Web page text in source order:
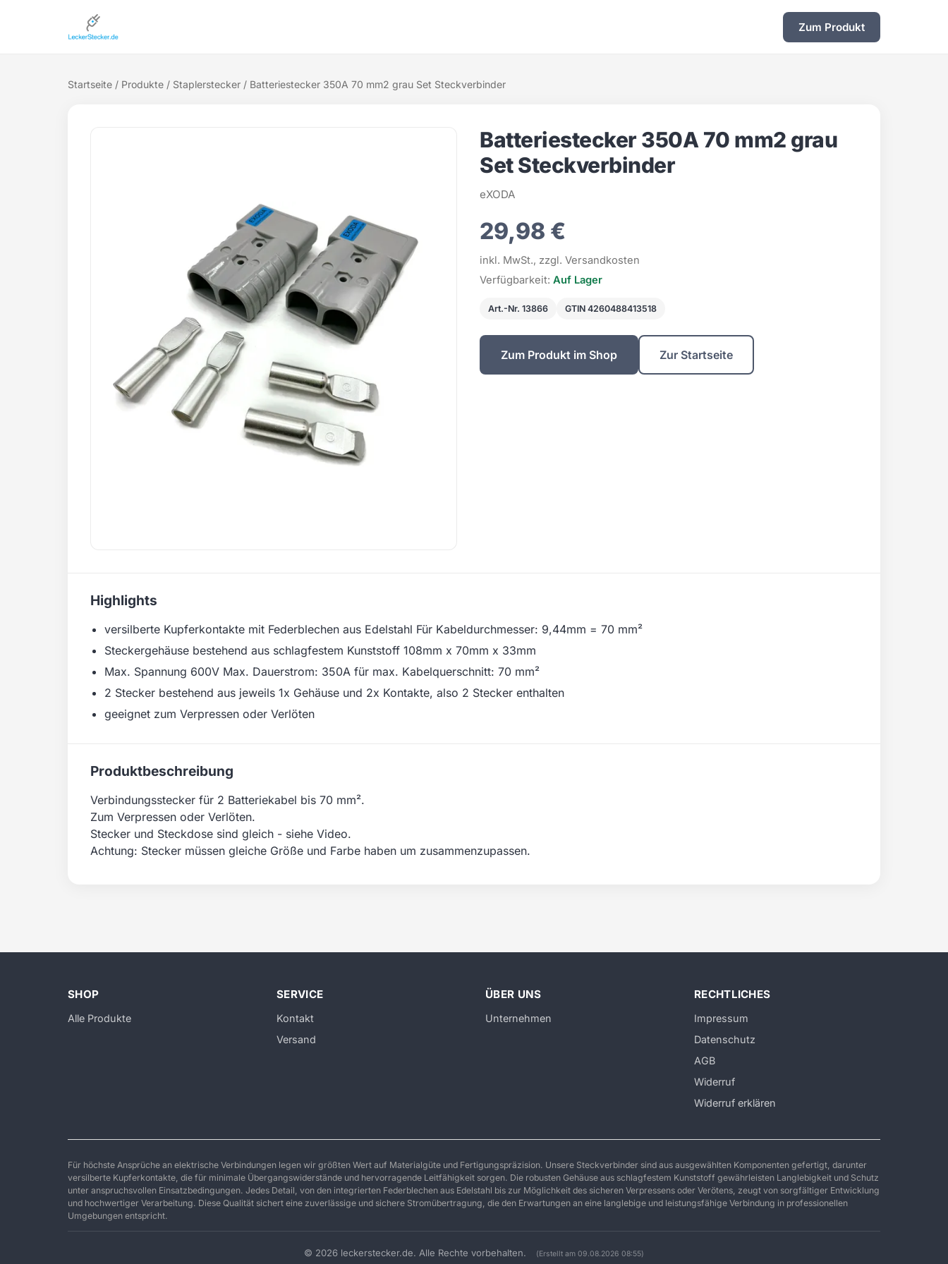
Zum Produkt
Startseite / Produkte / Staplerstecker / Batteriestecker 350A 70 mm2 grau Set Steckverbinder
Batteriestecker 350A 70 mm2 grau
Set Steckverbinder
eXODA
29,98 €
inkl. MwSt., zzgl. Versandkosten
Verfügbarkeit: Auf Lager
Art.-Nr. 13866 GTIN 4260488413518
Zum Produkt im Shop Zur Startseite
Highlights
versilberte Kupferkontakte mit Federblechen aus Edelstahl Für Kabeldurchmesser: 9,44mm = 70 mm²
Steckergehäuse bestehend aus schlagfestem Kunststoff 108mm x 70mm x 33mm
Max. Spannung 600V Max. Dauerstrom: 350A für max. Kabelquerschnitt: 70 mm²
2 Stecker bestehend aus jeweils 1x Gehäuse und 2x Kontakte, also 2 Stecker enthalten
geeignet zum Verpressen oder Verlöten
Produktbeschreibung
Verbindungsstecker für 2 Batteriekabel bis 70 mm².
Zum Verpressen oder Verlöten.
Stecker und Steckdose sind gleich - siehe Video.
Achtung: Stecker müssen gleiche Größe und Farbe haben um zusammenzupassen.
SHOP
Alle Produkte
SERVICE
Kontakt
Versand
ÜBER UNS
Unternehmen
RECHTLICHES
Impressum
Datenschutz
AGB
Widerruf
Widerruf erklären
Für höchste Ansprüche an elektrische Verbindungen legen wir größten Wert auf Materialgüte und Fertigungspräzision. Unsere Steckverbinder sind aus ausgewählten Komponenten gefertigt, darunter
versilberte Kupferkontakte, die für minimale Übergangswiderstände und hervorragende Leitfähigkeit sorgen. Die robusten Gehäuse aus schlagfestem Kunststoff gewährleisten Langlebigkeit und Schutz
unter anspruchsvollen Einsatzbedingungen. Jedes Detail, von den integrierten Federblechen aus Edelstahl bis zur Möglichkeit des sicheren Verpressens oder Verötens, zeugt von sorgfältiger Entwicklung
und hochwertiger Verarbeitung. Diese Qualität sichert eine zuverlässige und sichere Stromübertragung, die den Erwartungen an eine langlebige und leistungsfähige Verbindung in professionellen
Umgebungen entspricht.
© 2026 leckerstecker.de. Alle Rechte vorbehalten. (Erstellt am 09.08.2026 08:55)